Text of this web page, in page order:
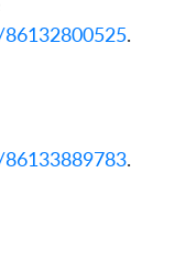
.
.